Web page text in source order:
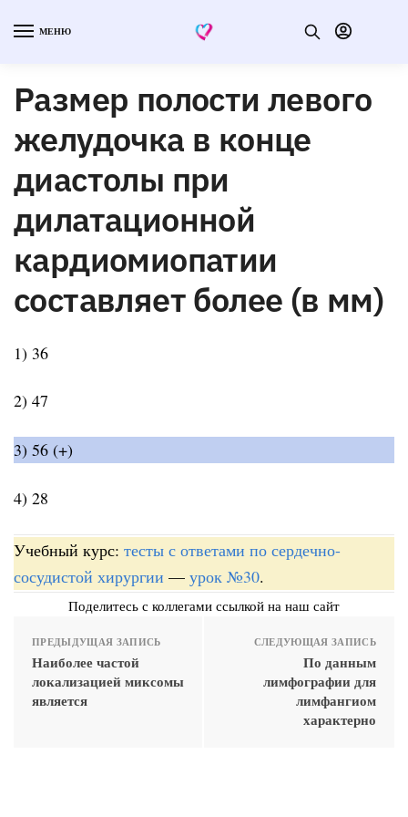
МЕНЮ
Размер полости левого
желудочка в конце
диастолы при
дилатационной
кардиомиопатии
составляет более (в мм)
1) 36
2) 47
3) 56 (+)
4) 28
Учебный курс: тесты с ответами по сердечно-
сосудистой хирургии — урок №30.
Поделитесь с коллегами ссылкой на наш сайт
ПРЕДЫДУЩАЯ ЗАПИСЬ
Наиболее частой
локализацией миксомы
является
СЛЕДУЮЩАЯ ЗАПИСЬ
По данным
лимфографии для
лимфангиом
характерно